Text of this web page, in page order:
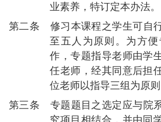
业素养，特订定本办法。
第二条 修习本课程之学生可自
至五人为原则。为方
作，专题指导老师由学
任老师，经其同意后担
位老师以指导三组为原则
第三条 专题题目之选定应与院